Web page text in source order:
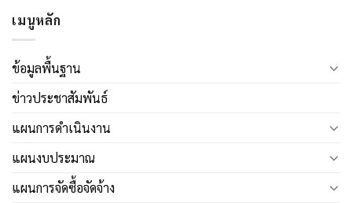
เมนูหลัก
ข้อมูลพื้นฐาน
ข่าวประชาสัมพันธ์
แผนการดำเนินงาน
แผนงบประมาณ
แผนการจัดซื้อจัดจ้าง